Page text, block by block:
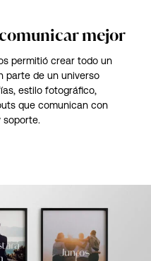
mejor
permitió crear todo un
parte de un universo
estilo fotográfico,
que comunican con
soporte.